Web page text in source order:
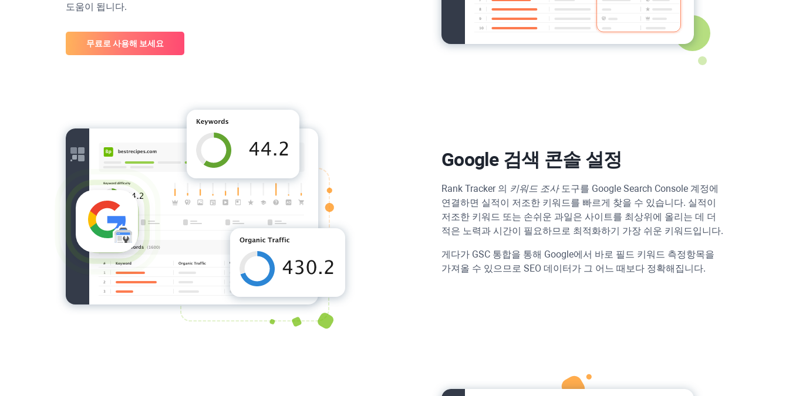
도움이 됩니다.
무료로 사용해 보세요
Google 검색 콘솔 설정
Rank Tracker의 키워드 조사도구를 Google Search Console 계정에
연결하면 실적이 저조한 키워드를 빠르게 찾을 수 있습니다. 실적이
저조한 키워드 또는 손쉬운 과일은 사이트를 최상위에 올리는 데 더
적은 노력과 시간이 필요하므로 최적화하기 가장 쉬운 키워드입니다.
게다가 GSC 통합을 통해 Google에서 바로 필드 키워드 측정항목을
가져올 수 있으므로 SEO 데이터가 그 어느 때보다 정확해집니다.